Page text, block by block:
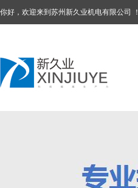
你好，欢迎来到苏州新久业机电有限公司 ！